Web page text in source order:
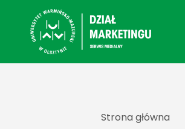
Strona główna